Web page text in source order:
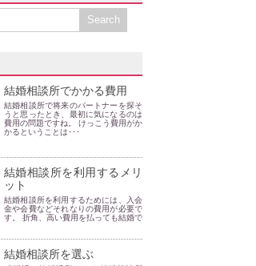
結婚相談所でかかる費用
結婚相談所で将来のパートナーを探そ
うと思ったとき、最初に気になるのは
費用の問題ですね。 けっこう費用がか
かるということは･･･
結婚相談所を利用するメリ
ット
結婚相談所を利用するためには、入会
金や会費などそれなりの費用が必要で
す。 折角、高い費用を払っても結婚で
結婚相談所を選ぶ